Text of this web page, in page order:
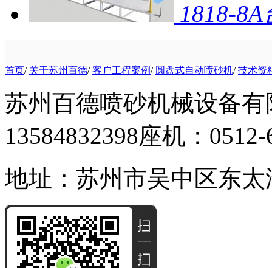
1818-
首页/ 关于苏州百德/客户工程案例/ 圆盘式自动喷砂机/技术资
苏州百德喷砂机械设备有
13584832398座机：0512-
地址：苏州市吴中区东太